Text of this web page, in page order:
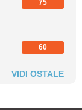
75
60
VIDI OSTALE